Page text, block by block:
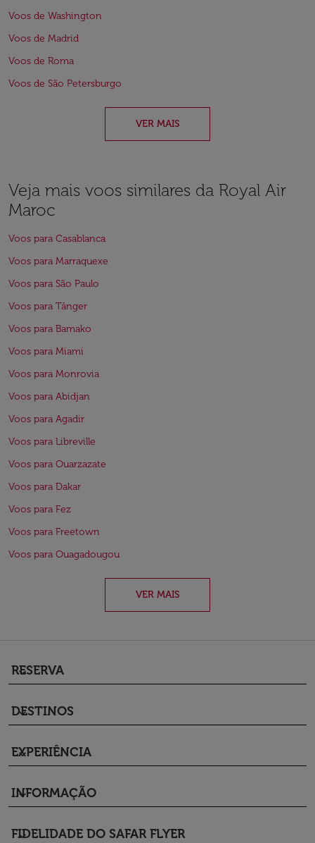
Voos de Washington
Voos de Madrid
Voos de Roma
Voos de São Petersburgo
VER MAIS
Veja mais voos similares da Royal Air
Maroc
Voos para Casablanca
Voos para Marraquexe
Voos para São Paulo
Voos para Tânger
Voos para Bamako
Voos para Miami
Voos para Monrovia
Voos para Abidjan
Voos para Agadir
Voos para Libreville
Voos para Ouarzazate
Voos para Dakar
Voos para Fez
Voos para Freetown
Voos para Ouagadougou
VER MAIS
RESERVA
keyboard_arrow_down
DESTINOS
keyboard_arrow_down
EXPERIÊNCIA
keyboard_arrow_down
INFORMAÇÃO
keyboard_arrow_down
FIDELIDADE DO SAFAR FLYER
keyboard_arrow_down